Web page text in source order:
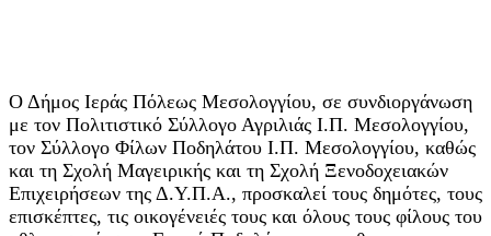
Ο Δήμος Ιεράς Πόλεως Μεσολογγίου, σε συνδιοργάνωση
με τον Πολιτιστικό Σύλλογο Αγριλιάς Ι.Π. Μεσολογγίου,
τον Σύλλογο Φίλων Ποδηλάτου Ι.Π. Μεσολογγίου, καθώς
και τη Σχολή Μαγειρικής και τη Σχολή Ξενοδοχειακών
Επιχειρήσεων της Δ.Υ.Π.Α., προσκαλεί τους δημότες, τους
επισκέπτες, τις οικογένειές τους και όλους τους φίλους του